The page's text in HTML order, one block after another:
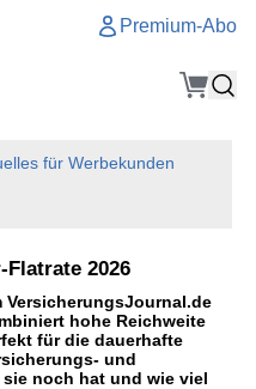
Premium-Abo
für Werbekunden
2026
VersicherungsJournal.de
hohe Reichweite
für die dauerhafte
und
sie noch hat und wie viel